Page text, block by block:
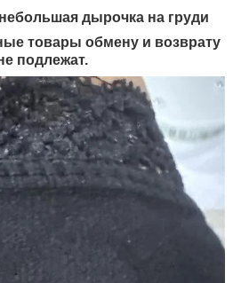
дырочка на груди
товары обмену и возврату
подлежат.